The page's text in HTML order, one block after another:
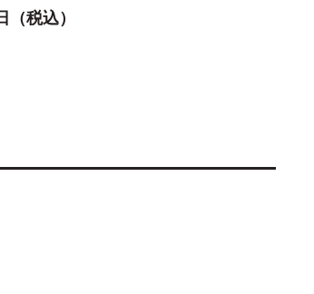
（税込）